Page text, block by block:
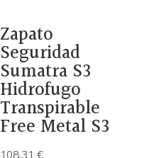
Zapato
Seguridad
Sumatra S3
Hidrofugo
Transpirable
Free Metal S3
108,31€